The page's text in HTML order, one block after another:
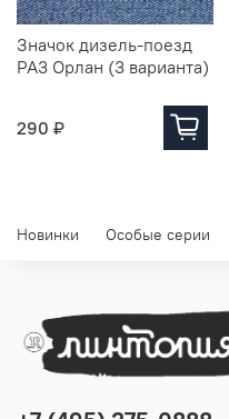
Значок дизель-поезд
РА3 Орлан (3 варианта)
290 ₽
Новинки Особые серии